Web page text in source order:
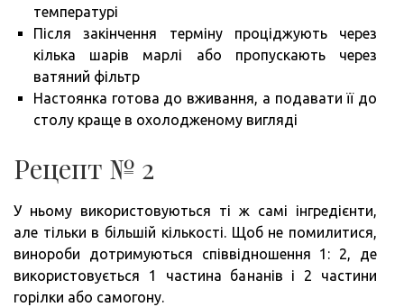
температурі
Після закінчення терміну проціджують через
кілька шарів марлі або пропускають через
ватяний фільтр
Настоянка готова до вживання, а подавати її до
столу краще в охолодженому вигляді
Рецепт № 2
У ньому використовуються ті ж самі інгредієнти,
але тільки в більшій кількості. Щоб не помилитися,
винороби дотримуються співвідношення 1: 2, де
використовується 1 частина бананів і 2 частини
горілки або самогону.